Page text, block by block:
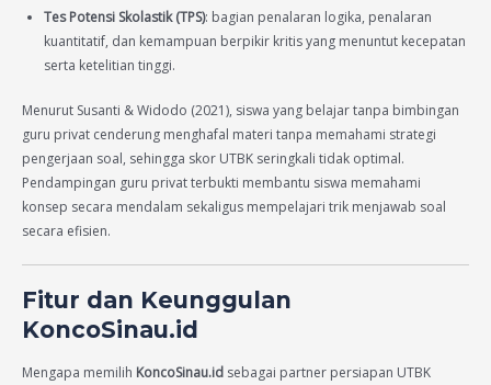
Tes Potensi Skolastik (TPS): bagian penalaran logika, penalaran
kuantitatif, dan kemampuan berpikir kritis yang menuntut kecepatan
serta ketelitian tinggi.
Menurut Susanti & Widodo (2021), siswa yang belajar tanpa bimbingan
guru privat cenderung menghafal materi tanpa memahami strategi
pengerjaan soal, sehingga skor UTBK seringkali tidak optimal.
Pendampingan guru privat terbukti membantu siswa memahami
konsep secara mendalam sekaligus mempelajari trik menjawab soal
secara efisien.
Fitur dan Keunggulan
KoncoSinau.id
Mengapa memilih KoncoSinau.id sebagai partner persiapan UTBK